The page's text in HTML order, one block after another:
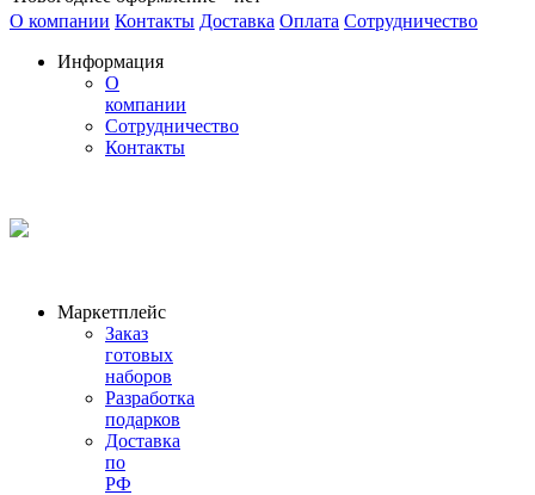
О компании Контакты Доставка Оплата Сотрудничество
Информация
О
компании
Сотрудничество
Контакты
Маркетплейс
Заказ
готовых
наборов
Разработка
подарков
Доставка
по
РФ